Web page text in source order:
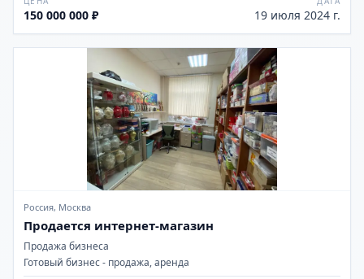
150 000 000 ₽ 19 июля 2024 г.
Россия, Москва
Продается интернет-магазин
Продажа бизнеса
Готовый бизнес - продажа, аренда